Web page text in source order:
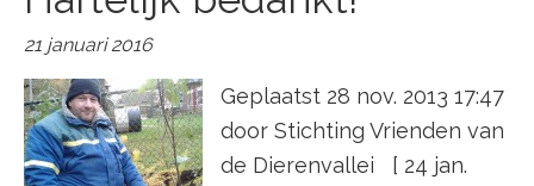
21 januari 2016
Geplaatst 28 nov. 2013 17:47
door Stichting Vrienden van
de Dierenvallei [ 24 jan.